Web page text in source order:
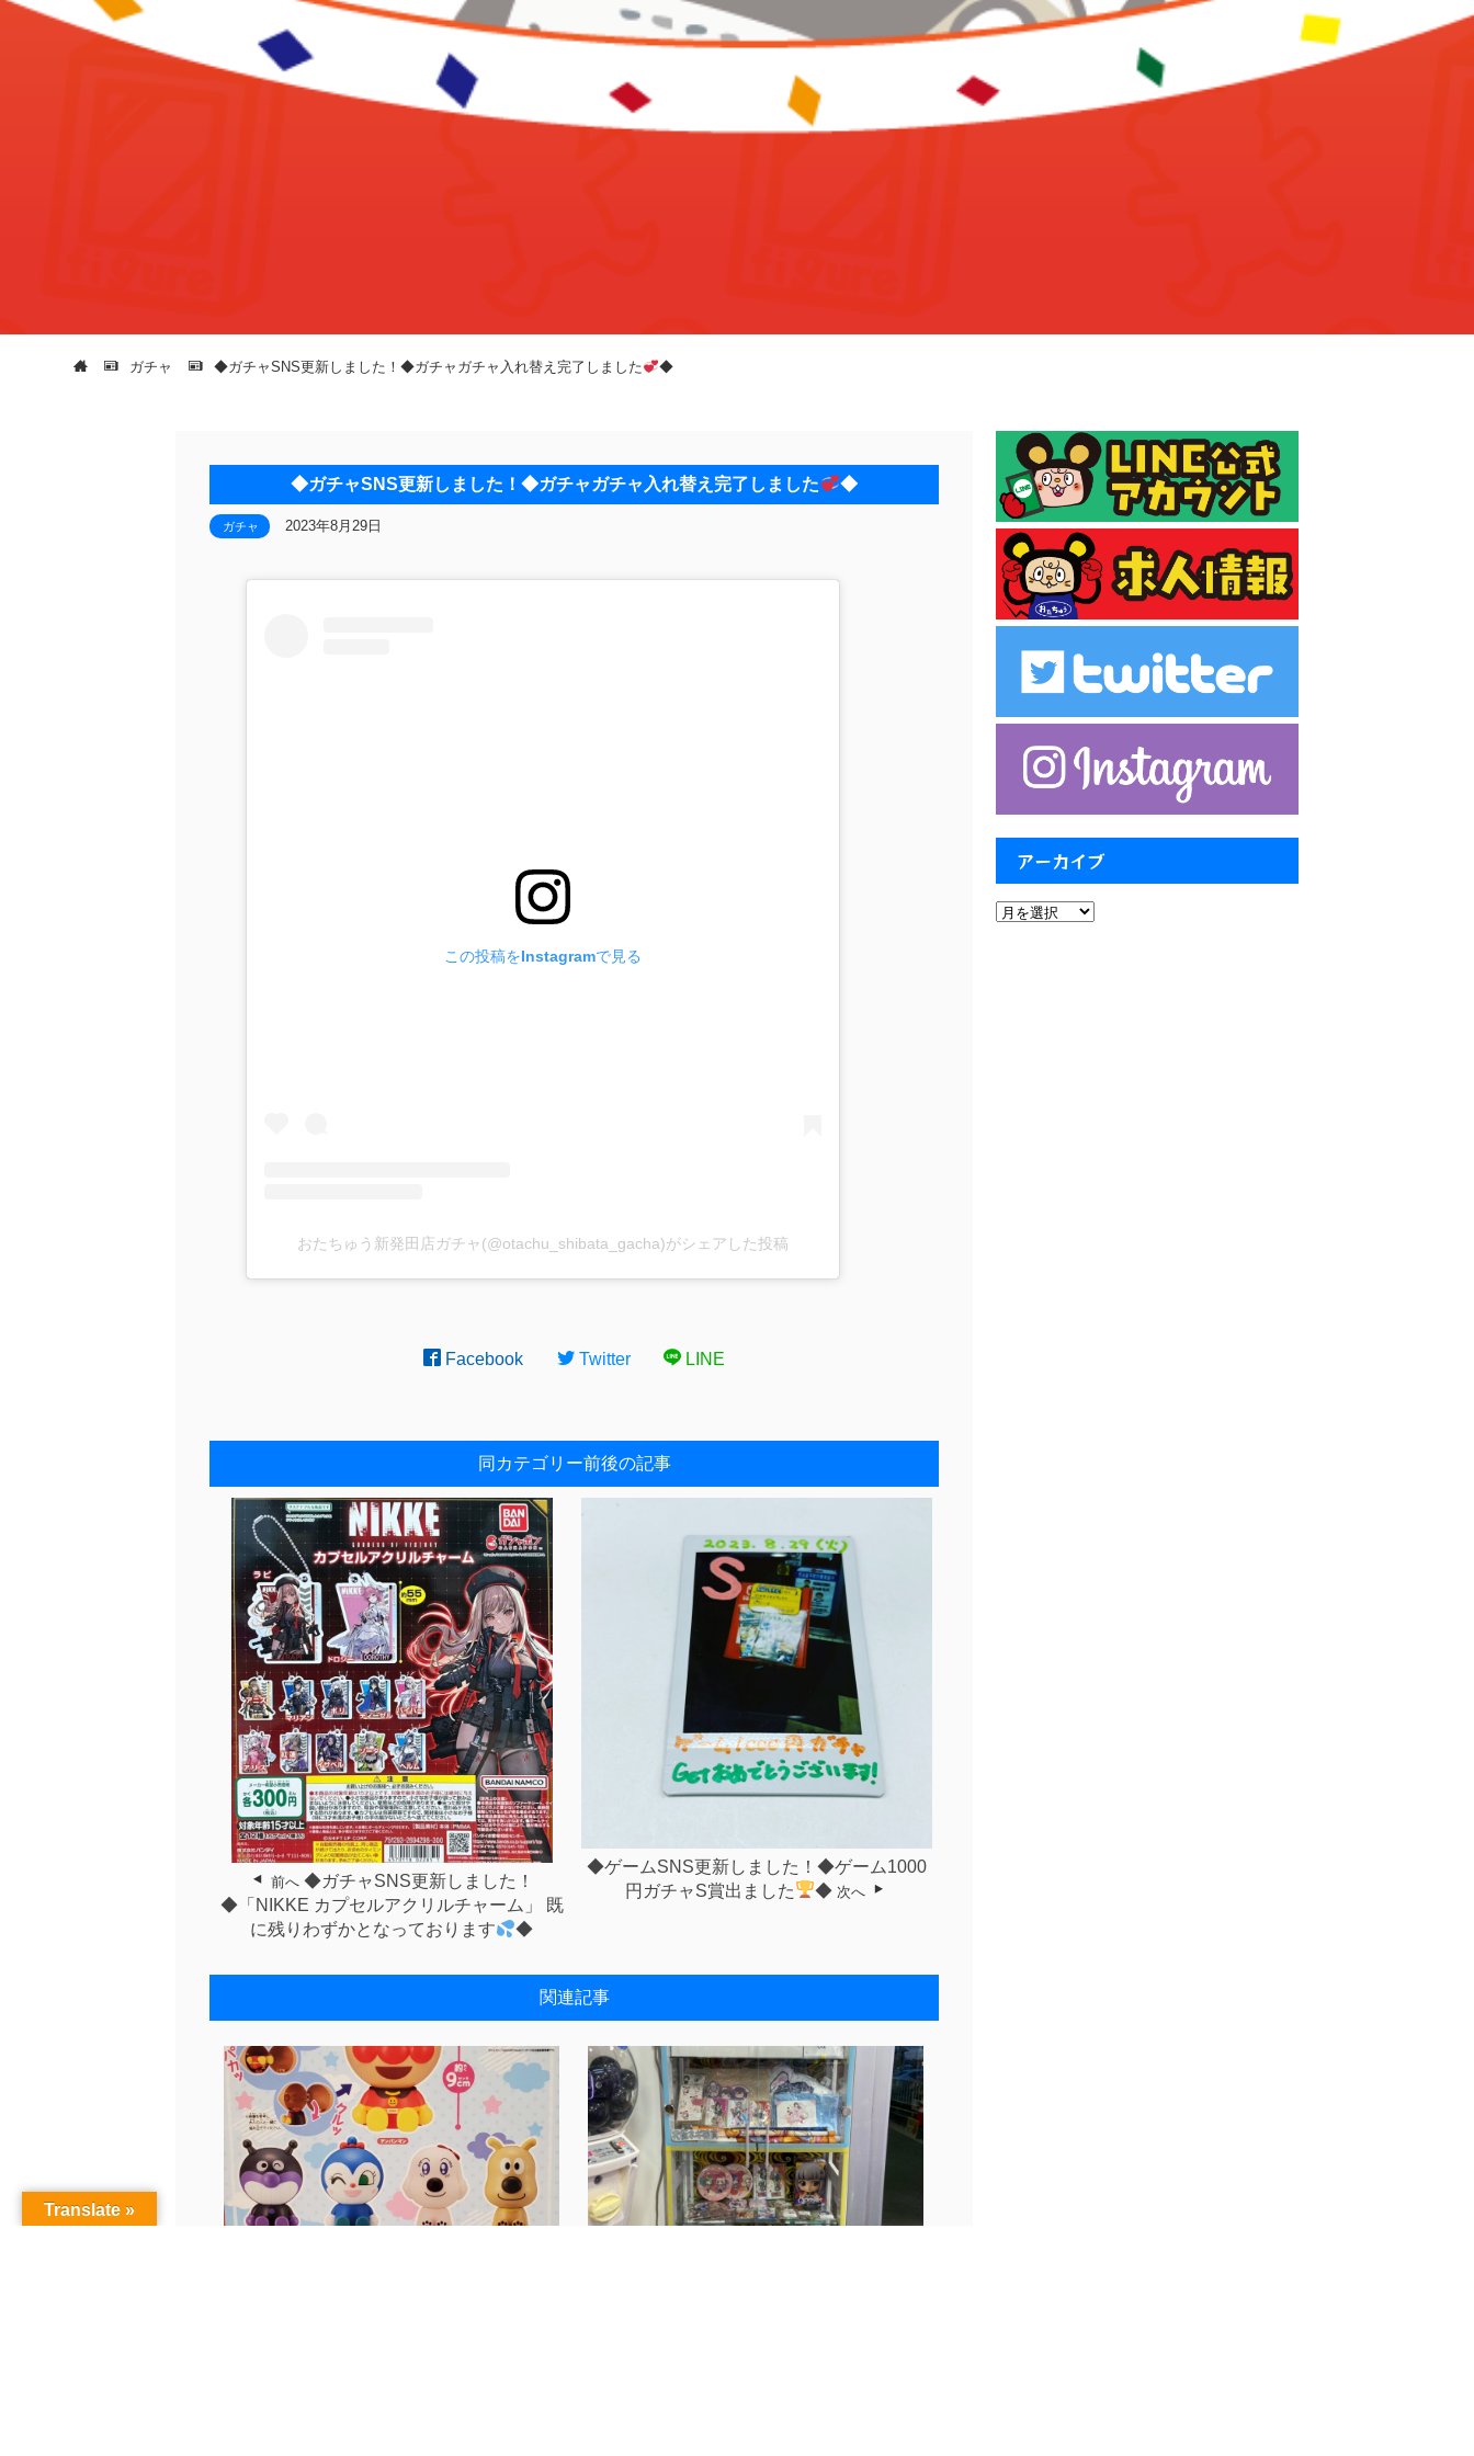
ガチャ ◆ガチャSNS更新しました！◆ガチャガチャ入れ替え完了しました ◆
◆ガチャSNS更新しました！◆ガチャガチャ入れ替え完了しました ◆
ガチャ 2023年8月29日
この投稿をInstagramで見る
おたちゅう新発田店ガチャ(@otachu_shibata_gacha)がシェアした投稿
Facebook Twitter LINE
同カテゴリー前後の記事
前へ ◆ガチャSNS更新しました！
◆「NIKKE カプセルアクリルチャーム」 既
に残りわずかとなっております
⁡◆
◆ゲームSNS更新しました！◆ゲーム1000
円ガチャS賞出ました
◆ 次へ
関連記事
アーカイブ
ア
Translate »